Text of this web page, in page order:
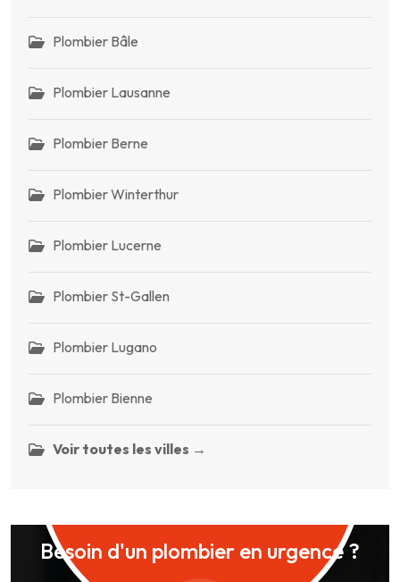
Plombier Bâle
Plombier Lausanne
Plombier Berne
Plombier Winterthur
Plombier Lucerne
Plombier St-Gallen
Plombier Lugano
Plombier Bienne
Voir toutes les villes →
Besoin d'un plombier en urgence ?